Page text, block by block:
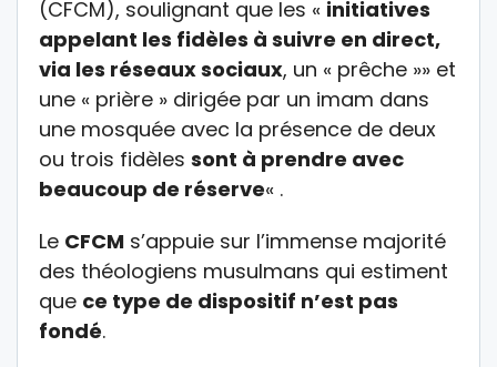
(CFCM), soulignant que les « initiatives
appelant les fidèles à suivre en direct,
via les réseaux sociaux, un « prêche »» et
une « prière » dirigée par un imam dans
une mosquée avec la présence de deux
ou trois fidèles sont à prendre avec
beaucoup de réserve« .
Le CFCM s’appuie sur l’immense majorité
des théologiens musulmans qui estiment
que ce type de dispositif n’est pas
fondé.